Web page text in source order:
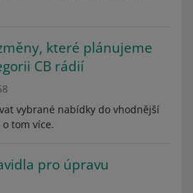
které plánujeme
CB rádií
vybrané nabídky do vhodnější
tom více.
pro úpravu